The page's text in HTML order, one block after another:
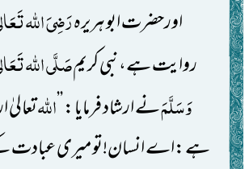
اورحضرت ابو ہریرہرَضِیَ اللہ
روایت ہے،نبی کریمصَلَّی اللہ
وَسَلَّمَنے ارشاد فرمایا:’’اللہتعالیٰ
ہے:اے انسان!تو میری عبادت